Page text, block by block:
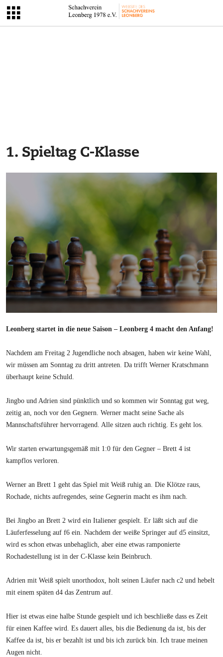
1. Spieltag C-Klasse
Leonberg startet in die neue Saison – Leonberg 4 macht den Anfang!
Nachdem am Freitag 2 Jugendliche noch absagen, haben wir keine Wahl,
wir müssen am Sonntag zu dritt antreten. Da trifft Werner Kratschmann
überhaupt keine Schuld.
Jingbo und Adrien sind pünktlich und so kommen wir Sonntag gut weg,
zeitig an, noch vor den Gegnern. Werner macht seine Sache als
Mannschaftsführer hervorragend. Alle sitzen auch richtig. Es geht los.
Wir starten erwartungsgemäß mit 1:0 für den Gegner – Brett 4 ist
kampflos verloren.
Werner an Brett 1 geht das Spiel mit Weiß ruhig an. Die Klötze raus,
Rochade, nichts aufregendes, seine Gegnerin macht es ihm nach.
Bei Jingbo an Brett 2 wird ein Italiener gespielt. Er läßt sich auf die
Läuferfesselung auf f6 ein. Nachdem der weiße Springer auf d5 einsitzt,
wird es schon etwas unbehaglich, aber eine etwas ramponierte
Rochadestellung ist in der C-Klasse kein Beinbruch.
Adrien mit Weiß spielt unorthodox, holt seinen Läufer nach c2 und hebelt
mit einem späten d4 das Zentrum auf.
Hier ist etwas eine halbe Stunde gespielt und ich beschließe dass es Zeit
für einen Kaffee wird. Es dauert alles, bis die Bedienung da ist, bis der
Kaffee da ist, bis er bezahlt ist und bis ich zurück bin. Ich traue meinen
Augen nicht.